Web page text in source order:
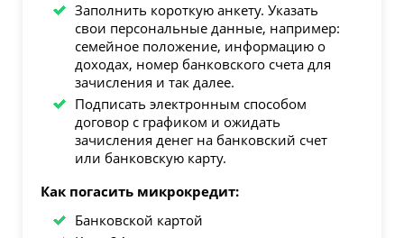
Заполнить короткую анкету. Указать
свои персональные данные, например:
семейное положение, информацию о
доходах, номер банковского счета для
зачисления и так далее.
Подписать электронным способом
договор с графиком и ожидать
зачисления денег на банковский счет
или банковскую карту.
Как погасить микрокредит:
Банковской картой